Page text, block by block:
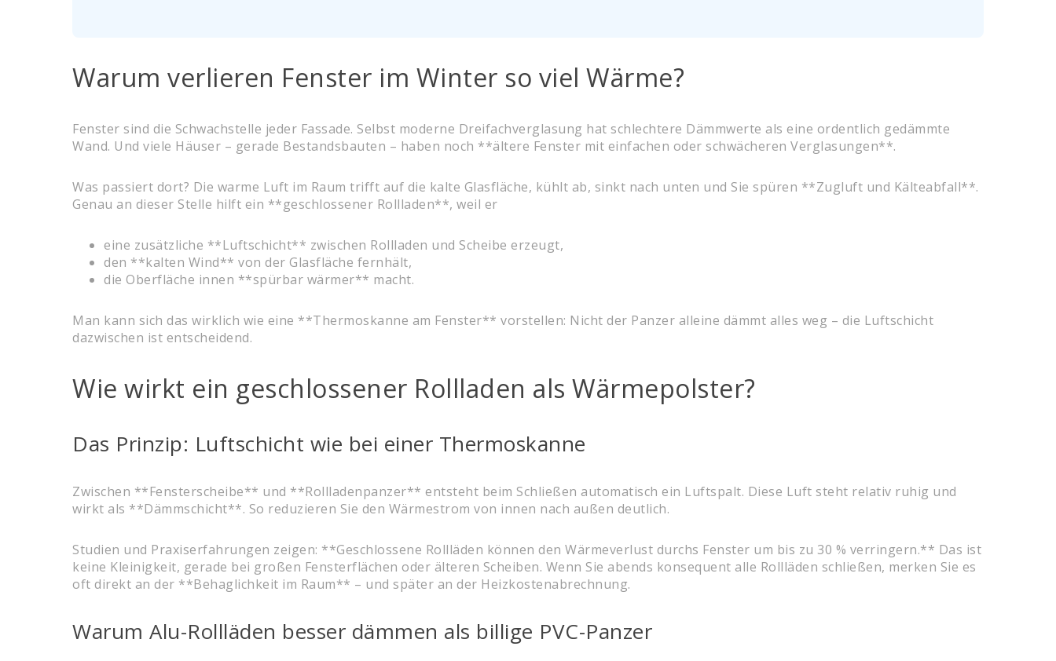
Warum verlieren Fenster im Winter so viel Wärme?
Fenster sind die Schwachstelle jeder Fassade. Selbst moderne Dreifachverglasung hat schlechtere Dämmwerte als eine ordentlich gedämmte
Wand. Und viele Häuser – gerade Bestandsbauten – haben noch **ältere Fenster mit einfachen oder schwächeren Verglasungen**.
Was passiert dort? Die warme Luft im Raum trifft auf die kalte Glasfläche, kühlt ab, sinkt nach unten und Sie spüren **Zugluft und Kälteabfall**.
Genau an dieser Stelle hilft ein **geschlossener Rollladen**, weil er
eine zusätzliche **Luftschicht** zwischen Rollladen und Scheibe erzeugt,
den **kalten Wind** von der Glasfläche fernhält,
die Oberfläche innen **spürbar wärmer** macht.
Man kann sich das wirklich wie eine **Thermoskanne am Fenster** vorstellen: Nicht der Panzer alleine dämmt alles weg – die Luftschicht
dazwischen ist entscheidend.
Wie wirkt ein geschlossener Rollladen als Wärmepolster?
Das Prinzip: Luftschicht wie bei einer Thermoskanne
Zwischen **Fensterscheibe** und **Rollladenpanzer** entsteht beim Schließen automatisch ein Luftspalt. Diese Luft steht relativ ruhig und
wirkt als **Dämmschicht**. So reduzieren Sie den Wärmestrom von innen nach außen deutlich.
Studien und Praxiserfahrungen zeigen: **Geschlossene Rollläden können den Wärmeverlust durchs Fenster um bis zu 30 % verringern.** Das ist
keine Kleinigkeit, gerade bei großen Fensterflächen oder älteren Scheiben. Wenn Sie abends konsequent alle Rollläden schließen, merken Sie es
oft direkt an der **Behaglichkeit im Raum** – und später an der Heizkostenabrechnung.
Warum Alu-Rollläden besser dämmen als billige PVC-Panzer